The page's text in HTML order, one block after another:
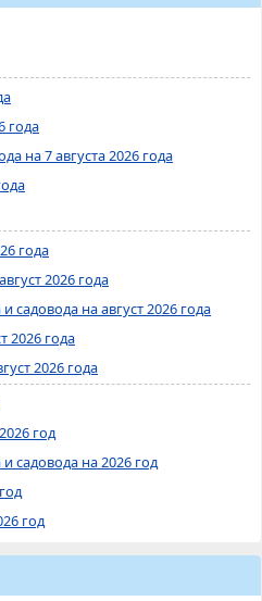
года
на 7 августа 2026 года
года
2026 года
на август 2026 года
2026 года
2026 года
год
садовода на 2026 год
год